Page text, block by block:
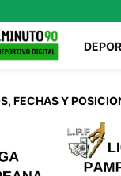
FECHAS Y